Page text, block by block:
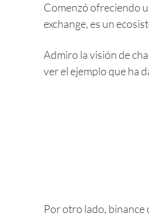
Comenzó ofreciendo
exchange, es un
Admiro la visión de
ver el ejemplo que ha
Por otro lado, binance